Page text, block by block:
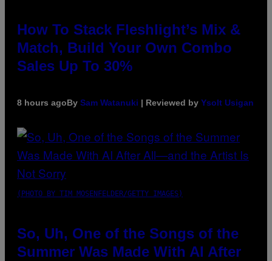
How To Stack Fleshlight’s Mix &
Match, Build Your Own Combo
Sales Up To 30%
8 hours agoBy Sam Watanuki | Reviewed by Ysolt Usigan
(PHOTO BY TIM MOSENFELDER/GETTY IMAGES)
So, Uh, One of the Songs of the
Summer Was Made With AI After